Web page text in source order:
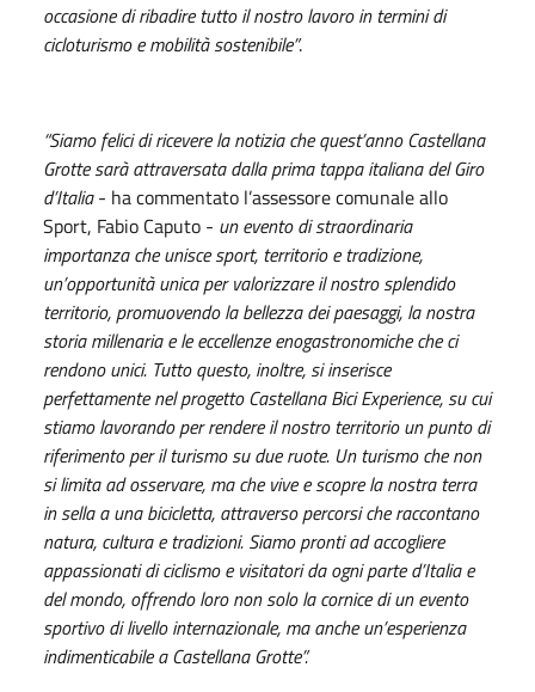
occasione di ribadire tutto il nostro lavoro in termini di
cicloturismo e mobilità sostenibile”.
“Siamo felici di ricevere la notizia che quest’anno Castellana
Grotte sarà attraversata dalla prima tappa italiana del Giro
d’Italia- ha commentato l’assessore comunale allo
Sport, Fabio Caputo - un evento di straordinaria
importanza che unisce sport, territorio e tradizione,
un’opportunità unica per valorizzare il nostro splendido
territorio, promuovendo la bellezza dei paesaggi, la nostra
storia millenaria e le eccellenze enogastronomiche che ci
rendono unici. Tutto questo, inoltre, si inserisce
perfettamente nel progetto Castellana Bici Experience, su cui
stiamo lavorando per rendere il nostro territorio un punto di
riferimento per il turismo su due ruote. Un turismo che non
si limita ad osservare, ma che vive e scopre la nostra terra
in sella a una bicicletta, attraverso percorsi che raccontano
natura, cultura e tradizioni. Siamo pronti ad accogliere
appassionati di ciclismo e visitatori da ogni parte d’Italia e
del mondo, offrendo loro non solo la cornice di un evento
sportivo di livello internazionale, ma anche un’esperienza
indimenticabile a Castellana Grotte”.